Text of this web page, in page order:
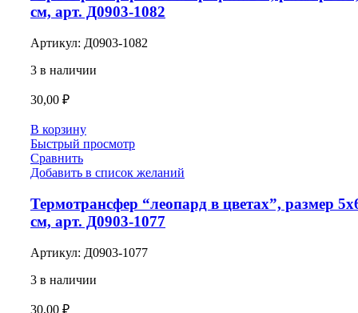
см, арт. Д0903-1082
Артикул: Д0903-1082
3 в наличии
30,00 ₽
В корзину
Быстрый просмотр
Сравнить
Добавить в список желаний
Термотрансфер “леопард в цветах”, размер
см, арт. Д0903-1077
Артикул: Д0903-1077
3 в наличии
30,00 ₽